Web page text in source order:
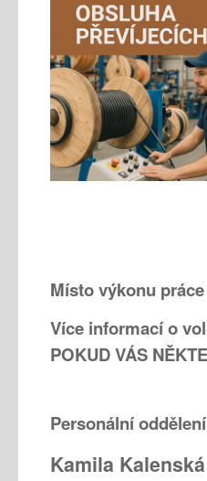
Místo výkonu
Více informací o
POKUD VÁS
Personální
Kamila Kalenská